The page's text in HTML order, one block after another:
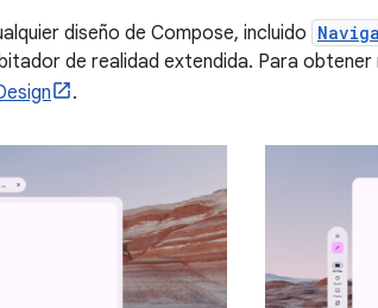
diseño de Compose, incluido
de realidad extendida. Para
.